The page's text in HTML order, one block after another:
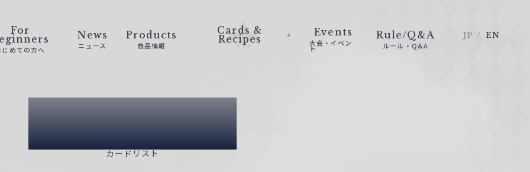
For
じめての方へ
News
ニュース
Products
商品情報
Cards &
Recipes
Events
大会・イベン
ト
Rule/Q&A
ルール・Q&A
JP EN
Card List
カードリスト